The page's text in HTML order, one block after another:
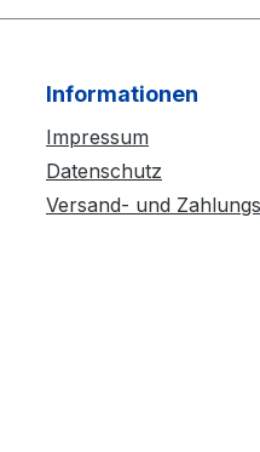
Informationen
Impressum
Datenschutz
Versand- und